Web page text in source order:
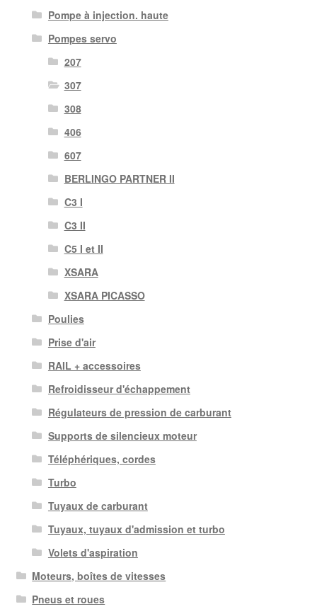
Pompe à injection. haute
Pompes servo
207
307
308
406
607
BERLINGO PARTNER II
C3 I
C3 II
C5 I et II
XSARA
XSARA PICASSO
Poulies
Prise d'air
RAIL + accessoires
Refroidisseur d'échappement
Régulateurs de pression de carburant
Supports de silencieux moteur
Téléphériques, cordes
Turbo
Tuyaux de carburant
Tuyaux, tuyaux d'admission et turbo
Volets d'aspiration
Moteurs, boîtes de vitesses
Pneus et roues